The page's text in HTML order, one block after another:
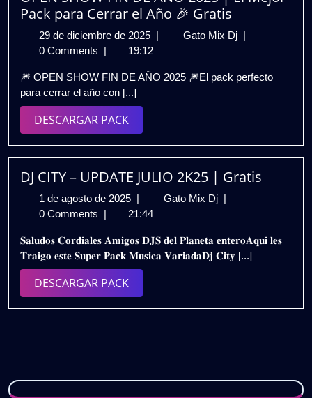
Pack para Cerrar el Año 🎉 Gratis
29 de diciembre de 2025 29
de
de
| Gato Mix Dj OPEN
DE
Mejor
Pack
Año
🎉
Gratis
|
0 Comments | 19:12
🎆 OPEN SHOW FIN DE AÑO 2025 🎆El pack perfecto
para cerrar el año con [...]
DESCARGAR PACKDESCARGAR
PACK
DJ CITY – UPDATE JULIO 2K25 | Gratis
1 de agosto de 2025 1
de
de
2025
| Gato Mix Dj DJ
UPDATE
JULIO
|
0 Comments | 21:44
𝐒𝐚𝐥𝐮𝐝𝐨𝐬 𝐂𝐨𝐫𝐝𝐢𝐚𝐥𝐞𝐬 𝐀𝐦𝐢𝐠𝐨𝐬 𝐃𝐉𝐒 𝐝𝐞𝐥 𝐏𝐥𝐚𝐧𝐞𝐭𝐚 𝐞𝐧𝐭𝐞𝐫𝐨𝐀𝐪𝐮𝐢 𝐥𝐞𝐬
𝐓𝐫𝐚𝐢𝐠𝐨 𝐞𝐬𝐭𝐞 𝐒𝐮𝐩𝐞𝐫 𝐏𝐚𝐜𝐤 𝐌𝐮𝐬𝐢𝐜𝐚 𝐕𝐚𝐫𝐢𝐚𝐝𝐚𝐃𝐣 𝐂𝐢𝐭𝐲 [...]
DESCARGAR PACKDESCARGAR
PACK